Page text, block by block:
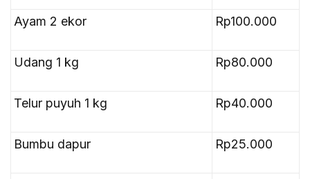
Ayam 2 ekor Rp100.000
Udang 1 kg Rp80.000
Telur puyuh 1 kg Rp40.000
Bumbu dapur Rp25.000